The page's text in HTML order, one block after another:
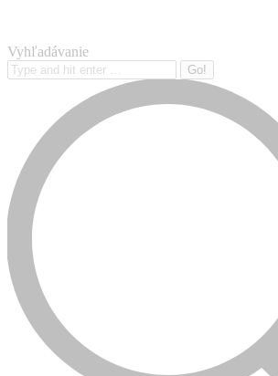
Vyhľadávanie
Search: